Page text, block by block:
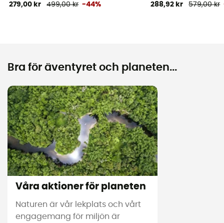
279,00 kr 499,00 kr -44% 288,92 kr 579,00 kr
Bra för äventyret och planeten...
Våra aktioner för planeten
Naturen är vår lekplats och vårt
engagemang för miljön är